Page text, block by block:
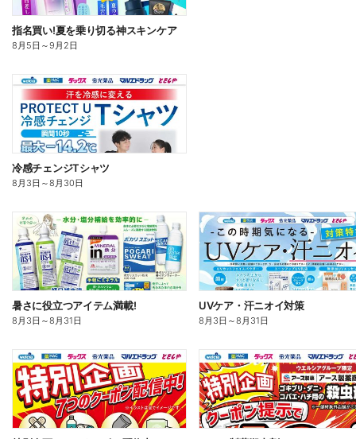
指名買い!夏を乗り切る神スキンケア
8月5日 ～9月2日
冷感チェンジTシャツ
8月3日 ～8月30日
暑さに役立つアイテム満載!
8月3日 ～8月31日
UVケア・汗ニオイ対策
8月3日 ～8月31日